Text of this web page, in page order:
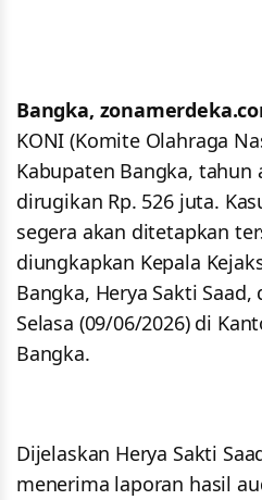
Bangka,
KONI (Komite Olahraga
Kabupaten Bangka, tahun
dirugikan Rp. 526 juta.
segera akan ditetapkan
diungkapkan Kepala
Bangka, Herya Sakti
Selasa (09/06/2026) di
Bangka.
Dijelaskan Herya Sakti
menerima laporan hasil